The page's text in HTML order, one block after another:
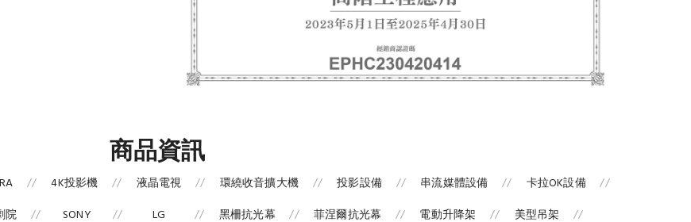
商品資訊
4K投影機 液晶電視 環繞收音擴大機 投影設備 串流媒體設備
卡拉OK設備
院 SONY LG 黑柵抗光幕 菲涅爾抗光幕 電動升降架
美型吊架